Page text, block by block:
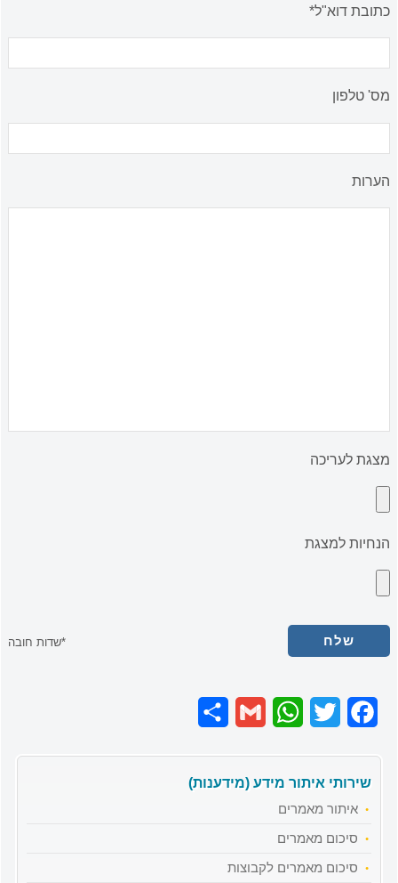
Facebook
Twitter
WhatsApp
Gmail
שירותי איתור מידע (מידענות)
איתור מאמרים
סיכום מאמרים
סיכום מאמרים לקבוצות
כתובת דוא"ל*
מס' טלפון
הערות
מצגת לעריכה
הנחיות למצגת
*שדות חובה